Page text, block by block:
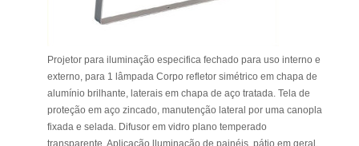
Projetor para iluminação especifica fechado para uso interno e
externo, para 1 lâmpada Corpo refletor simétrico em chapa de
alumínio brilhante, laterais em chapa de aço tratada. Tela de
proteção em aço zincado, manutenção lateral por uma canopla
fixada e selada. Difusor em vidro plano temperado
transparente. Aplicação lluminação de painéis, pátio em geral,